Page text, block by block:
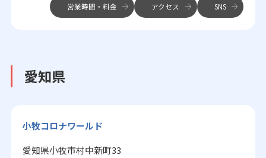
営業時間・料金 アクセス SNS
愛知県
小牧コロナワールド
愛知県小牧市村中新町33